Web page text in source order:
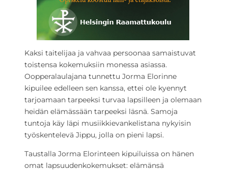
Kaksi taitelijaa ja vahvaa persoonaa samaistuvat
toistensa kokemuksiin monessa asiassa.
Oopperalaulajana tunnettu Jorma Elorinne
kipuilee edelleen sen kanssa, ettei ole kyennyt
tarjoamaan tarpeeksi turvaa lapsilleen ja olemaan
heidän elämässään tarpeeksi läsnä. Samoja
tuntoja käy läpi musiikkievankelistana nykyisin
työskentelevä Jippu, jolla on pieni lapsi.
Taustalla Jorma Elorinteen kipuiluissa on hänen
omat lapsuudenkokemukset: elämänsä